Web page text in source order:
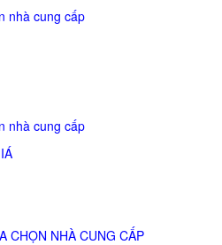
nhà cung cấp
nhà cung cấp
CHỌN NHÀ CUNG CẤP